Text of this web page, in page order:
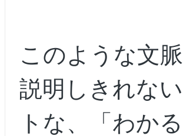
このような文
説明しきれな
トな、「わか